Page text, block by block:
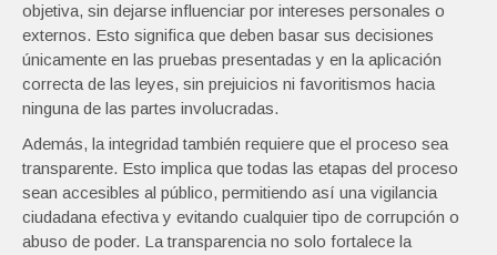
objetiva, sin dejarse influenciar por intereses personales o
externos. Esto significa que deben basar sus decisiones
únicamente en las pruebas presentadas y en la aplicación
correcta de las leyes, sin prejuicios ni favoritismos hacia
ninguna de las partes involucradas.
Además, la integridad también requiere que el proceso sea
transparente. Esto implica que todas las etapas del proceso
sean accesibles al público, permitiendo así una vigilancia
ciudadana efectiva y evitando cualquier tipo de corrupción o
abuso de poder. La transparencia no solo fortalece la